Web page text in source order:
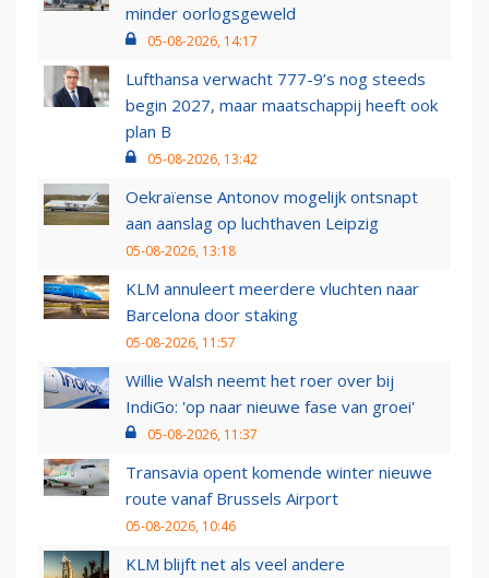
minder oorlogsgeweld
05-08-2026, 14:17
Lufthansa verwacht 777-9’s nog steeds
begin 2027, maar maatschappij heeft ook
plan B
05-08-2026, 13:42
Oekraïense Antonov mogelijk ontsnapt
aan aanslag op luchthaven Leipzig
05-08-2026, 13:18
KLM annuleert meerdere vluchten naar
Barcelona door staking
05-08-2026, 11:57
Willie Walsh neemt het roer over bij
IndiGo: 'op naar nieuwe fase van groei'
05-08-2026, 11:37
Transavia opent komende winter nieuwe
route vanaf Brussels Airport
05-08-2026, 10:46
KLM blijft net als veel andere